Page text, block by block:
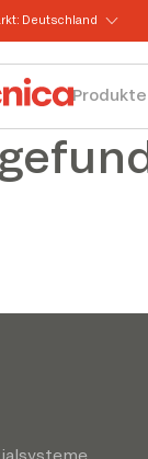
Deutschland
Produkte